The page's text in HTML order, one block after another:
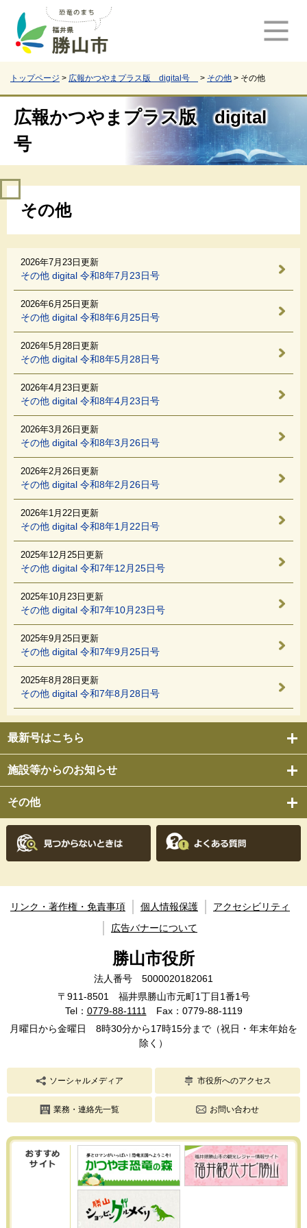
で
ば
へ
トップページ > 広報かつやまプラス版 digital号 > その他 > その他
広報かつやまプラス版 digital
号
最新号はこちら
施設等からのお知らせ
その他
その他
その他 digital 令和8年7月23日号
2026年7月23日更新
その他 digital 令和8年6月25日号
2026年6月25日更新
その他 digital 令和8年5月28日号
2026年5月28日更新
その他 digital 令和8年4月23日号
2026年4月23日更新
その他 digital 令和8年3月26日号
2026年3月26日更新
その他 digital 令和8年2月26日号
2026年2月26日更新
その他 digital 令和8年1月22日号
2026年1月22日更新
その他 digital 令和7年12月25日号
2025年12月25日更新
その他 digital 令和7年10月23日号
2025年10月23日更新
その他 digital 令和7年9月25日号
2025年9月25日更新
その他 digital 令和7年8月28日号
2025年8月28日更新
リンク・著作権・免責事項 個人情報保護
アクセシビリティ
広告バナーについて
勝山市役所
法人番号 5000020182061
〒911-8501 福井県勝山市元町1丁目1番1号
Tel： 0779-88-1111
Fax：0779-88-1119
月曜日から金曜日 8時30分から17時15分まで（祝日・年末年始を
除く）
ソーシャルメディア 市役所へのアクセス
業務・連絡先一覧 お問い合わせ